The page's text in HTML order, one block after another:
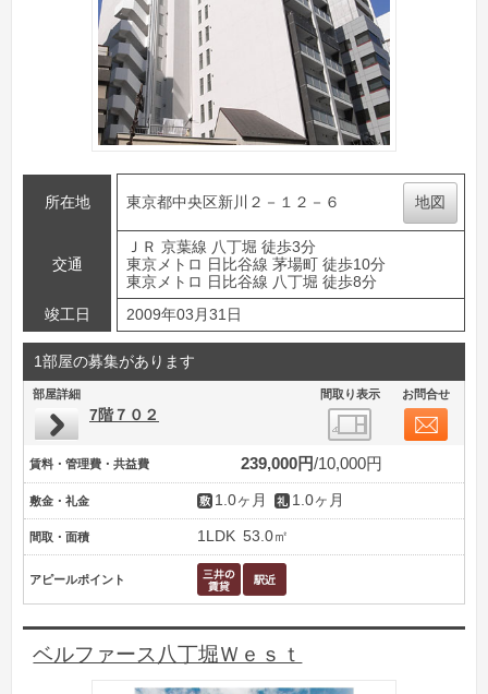
所在地 東京都中央区新川２－１２－６ 地図
交通
ＪＲ 京葉線 八丁堀 徒歩3分
東京メトロ 日比谷線 茅場町 徒歩10分
東京メトロ 日比谷線 八丁堀 徒歩8分
竣工日
2009年03月31日
1部屋の募集があります
部屋詳細 間取り表示 お問合せ
7階７０２
賃料・管理費・共益費 239,000円 10,000円
敷金・礼金 1.0ヶ月 1.0ヶ月
間取・面積 1LDK 53.0㎡
アピールポイント
ベルファース八丁堀Ｗｅｓｔ